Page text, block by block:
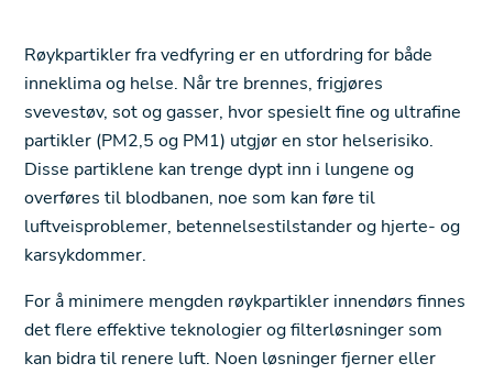
Røykpartikler fra vedfyring er en utfordring for både
inneklima og helse. Når tre brennes, frigjøres
svevestøv, sot og gasser, hvor spesielt fine og ultrafine
partikler (PM2,5 og PM1) utgjør en stor helserisiko.
Disse partiklene kan trenge dypt inn i lungene og
overføres til blodbanen, noe som kan føre til
luftveisproblemer, betennelsestilstander og hjerte- og
karsykdommer.
For å minimere mengden røykpartikler innendørs finnes
det flere effektive teknologier og filterløsninger som
kan bidra til renere luft. Noen løsninger fjerner eller